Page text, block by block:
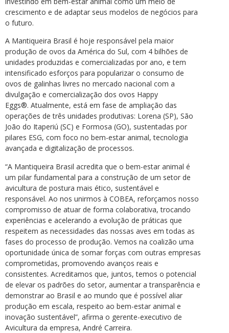
crescimento e de adaptar seus modelos de negócios para
o futuro.
A Mantiqueira Brasil é hoje responsável pela maior
produção de ovos da América do Sul, com 4 bilhões de
unidades produzidas e comercializadas por ano, e tem
intensificado esforços para popularizar o consumo de
ovos de galinhas livres no mercado nacional com a
divulgação e comercialização dos ovos Happy
Eggs®. Atualmente, está em fase de ampliação das
operações de três unidades produtivas: Lorena (SP), São
João do Itaperiú (SC) e Formosa (GO), sustentadas por
pilares ESG, com foco no bem-estar animal, tecnologia
avançada e digitalização de processos.
“A Mantiqueira Brasil acredita que o bem-estar animal é
um pilar fundamental para a construção de um setor de
avicultura de postura mais ético, sustentável e
responsável. Ao nos unirmos à COBEA, reforçamos nosso
compromisso de atuar de forma colaborativa, trocando
experiências e acelerando a evolução de práticas que
respeitem as necessidades das nossas aves em todas as
fases do processo de produção. Vemos na coalizão uma
oportunidade única de somar forças com outras empresas
comprometidas, promovendo avanços reais e
consistentes. Acreditamos que, juntos, temos o potencial
de elevar os padrões do setor, aumentar a transparência e
demonstrar ao Brasil e ao mundo que é possível aliar
produção em escala, respeito ao bem-estar animal e
inovação sustentável”, afirma o gerente-executivo de
Avicultura da empresa, André Carreira.